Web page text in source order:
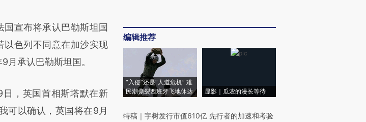
加这段话：本文由第三方
新文章
u8OqpKAP]
实意图存在偏差。不代表
荐点击链接阅读原文细致
国宣布将承认巴勒斯坦国
以色列不同意在加沙实现
月承认巴勒斯坦国。
，英国首相斯塔默在新
可以确认，英国将在9月
编辑推荐
“入侵”还是“人道危机” 难
民潮撕裂西班牙飞地休达
显影｜瓜农的漫长等待
特稿 ｜ 宇树发行市值610亿 先行者的加速和考验